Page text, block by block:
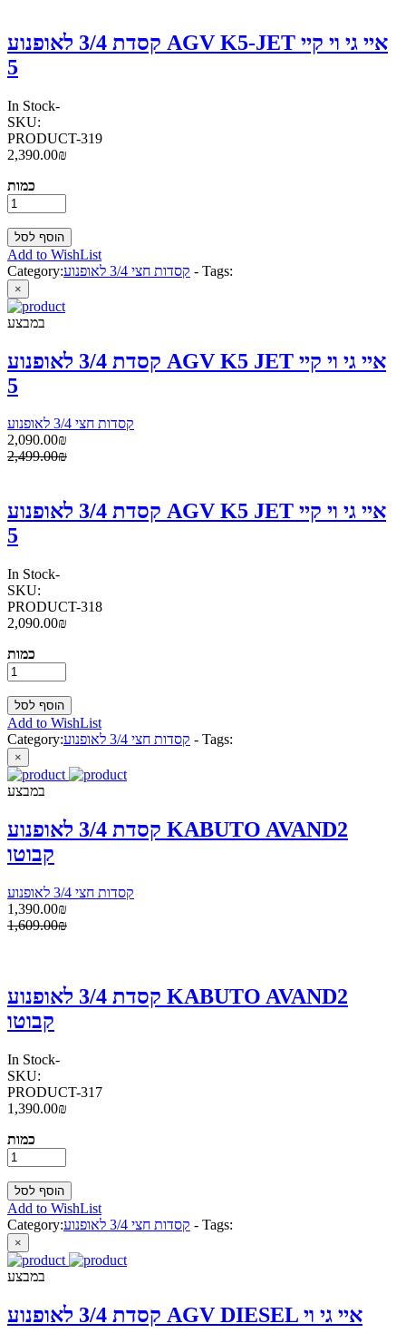
קסדת 3/4 לאופנוע AGV K5-JET איי גי וי קיי
5
In Stock-
SKU:
PRODUCT-319
2,390.00₪
כמות
Add to WishList
Category:
קסדות חצי 3/4 לאופנוע - Tags:
×
במבצע
קסדת 3/4 לאופנוע AGV K5 JET איי גי וי קיי
5
קסדות חצי 3/4 לאופנוע
2,090.00₪
2,499.00₪
קסדת 3/4 לאופנוע AGV K5 JET איי גי וי קיי
5
In Stock-
SKU:
PRODUCT-318
2,090.00₪
כמות
Add to WishList
Category:
קסדות חצי 3/4 לאופנוע - Tags:
×
במבצע
קסדת 3/4 לאופנוע KABUTO AVAND2
קבוטו
קסדות חצי 3/4 לאופנוע
1,390.00₪
1,609.00₪
קסדת 3/4 לאופנוע KABUTO AVAND2
קבוטו
In Stock-
SKU:
PRODUCT-317
1,390.00₪
כמות
Add to WishList
Category:
קסדות חצי 3/4 לאופנוע - Tags:
×
במבצע
קסדת 3/4 לאופנוע AGV DIESEL איי גי וי